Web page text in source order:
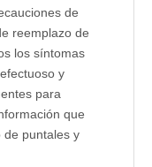
de
reemplazo de
los síntomas
y
para
que
de puntales y